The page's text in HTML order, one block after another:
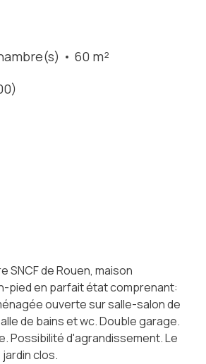
60 m²
SNCF de Rouen, maison
pied en parfait état comprenant:
ouverte sur salle-salon de
de bains et wc. Double garage.
Possibilité d'agrandissement. Le
clos.